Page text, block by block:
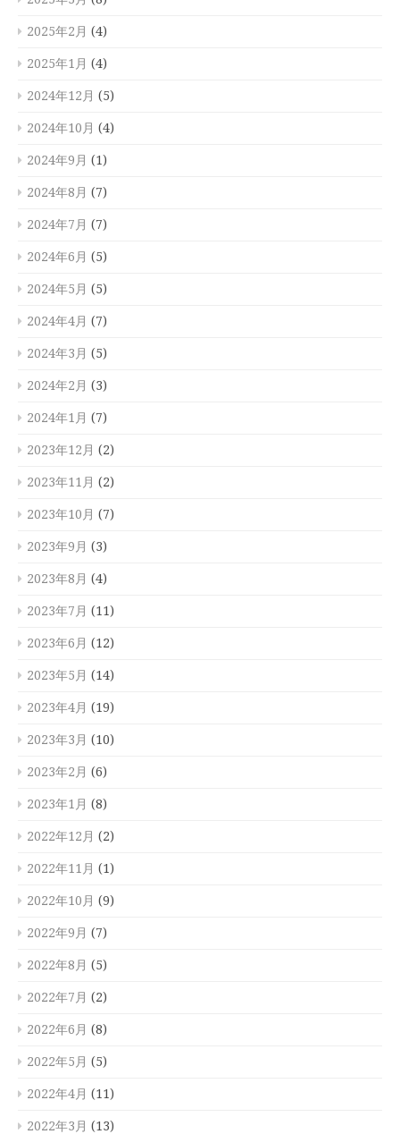
2025年2月 (4)
2025年1月 (4)
2024年12月 (5)
2024年10月 (4)
2024年9月 (1)
2024年8月 (7)
2024年7月 (7)
2024年6月 (5)
2024年5月 (5)
2024年4月 (7)
2024年3月 (5)
2024年2月 (3)
2024年1月 (7)
2023年12月 (2)
2023年11月 (2)
2023年10月 (7)
2023年9月 (3)
2023年8月 (4)
2023年7月 (11)
2023年6月 (12)
2023年5月 (14)
2023年4月 (19)
2023年3月 (10)
2023年2月 (6)
2023年1月 (8)
2022年12月 (2)
2022年11月 (1)
2022年10月 (9)
2022年9月 (7)
2022年8月 (5)
2022年7月 (2)
2022年6月 (8)
2022年5月 (5)
2022年4月 (11)
2022年3月 (13)